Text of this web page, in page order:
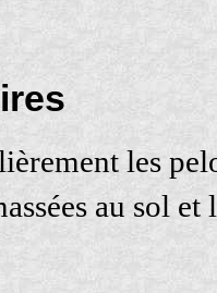
les
au sol